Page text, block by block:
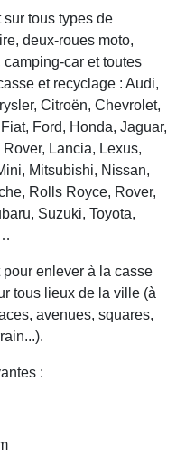
sur tous types de
deux-roues moto,
car et toutes
et recyclage : Audi,
Citroën, Chevrolet,
Ford, Honda, Jaguar,
Lancia, Lexus,
Mitsubishi, Nissan,
Rolls Royce, Rover,
Suzuki, Toyota,
enlever à la casse
tous lieux de la ville (à
avenues, squares,
: